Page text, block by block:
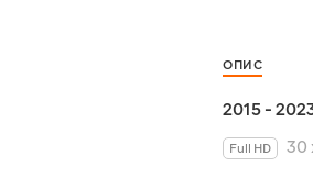
ОПИС
2015 -
Full HD
30